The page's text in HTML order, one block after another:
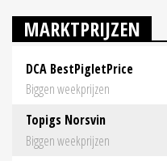
MARKTPRIJZEN
DCA BestPigletPrice
Biggen weekprijzen
Topigs Norsvin
Biggen weekprijzen